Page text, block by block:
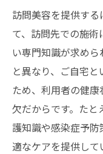
訪問美容を提供す
て、訪問先での施
い専門知識が求め
と異なり、ご自宅
ため、利用者の健
欠だからです。た
護知識や感染症予
適なケアを提供し